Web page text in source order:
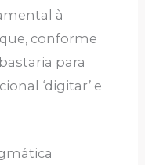
à
conforme
para
‘digitar’ e